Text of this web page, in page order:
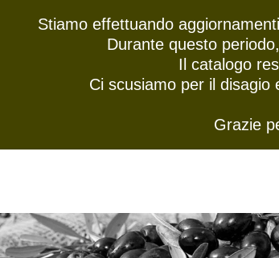
Stiamo effettuando
Durante questo
Il catalogo
Ci scusiamo per il
Grazie